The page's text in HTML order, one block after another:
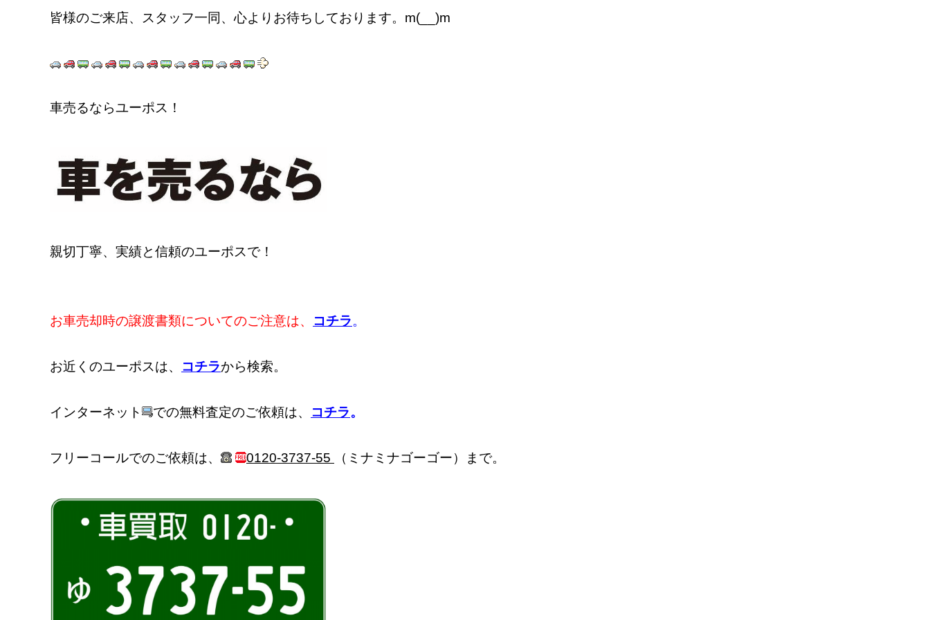
皆様のご来店、スタッフ一同、心よりお待ちしております。m(__)m
車売るならユーポス！
親切丁寧、実績と信頼のユーポスで！
お車売却時の譲渡書類についてのご注意は、 コチラ。
お近くのユーポスは、 コチラから検索。
インターネット での無料査定のご依頼は、 コチラ。
フリーコールでのご依頼は、 0120-3737-55 （ミナミナゴーゴー）まで。